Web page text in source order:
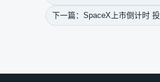
下一篇：SpaceX上市倒计时